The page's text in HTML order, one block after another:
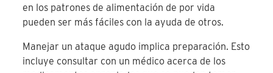
en los patrones de alimentación de por vida
pueden ser más fáciles con la ayuda de otros.
Manejar un ataque agudo implica preparación. Esto
incluye consultar con un médico acerca de los